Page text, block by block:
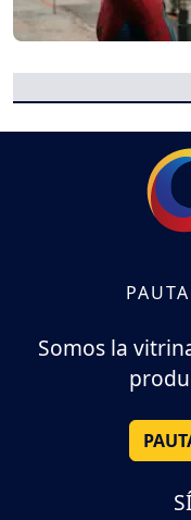
Somos la